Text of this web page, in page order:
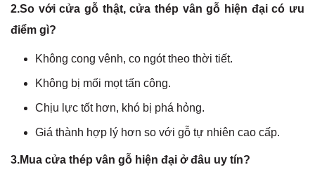
2.So với cửa gỗ thật, cửa thép vân gỗ hiện đại có ưu
điểm gì?
Không cong vênh, co ngót theo thời tiết.
Không bị mối mọt tấn công.
Chịu lực tốt hơn, khó bị phá hỏng.
Giá thành hợp lý hơn so với gỗ tự nhiên cao cấp.
3.Mua cửa thép vân gỗ hiện đại ở đâu uy tín?